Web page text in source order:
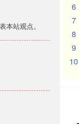
本站观点。
6
7
8
9
10